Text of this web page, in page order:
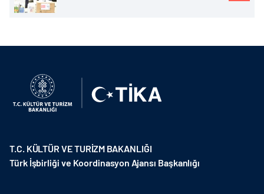
T.C. KÜLTÜR VE TURİZM BAKANLIĞI
Türk İşbirliği ve Koordinasyon Ajansı Başkanlığı